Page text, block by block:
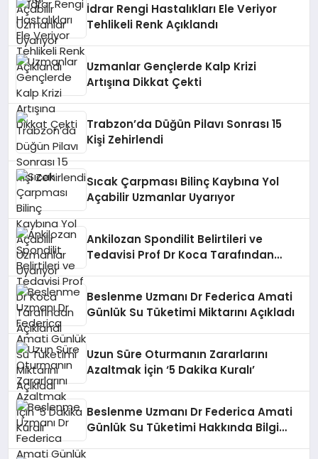
İdrar Rengi Hastalıkları Ele Veriyor
Tehlikeli Renk Açıklandı
Uzmanlar Gençlerde Kalp Krizi
Artışına Dikkat Çekti
Trabzon’da Düğün Pilavı Sonrası 15
Kişi Zehirlendi
Sıcak Çarpması Bilinç Kaybına Yol
Açabilir Uzmanlar Uyarıyor
Ankilozan Spondilit Belirtileri ve
Tedavisi Prof Dr Koca Tarafından
Beslenme Uzmanı Dr Federica Amati
Günlük Su Tüketimi Miktarını Açıkladı
Uzun Süre Oturmanın Zararlarını
Azaltmak İçin ‘5 Dakika Kuralı’
Beslenme Uzmanı Dr Federica Amati
Günlük Su Tüketimi Hakkında Bilgi